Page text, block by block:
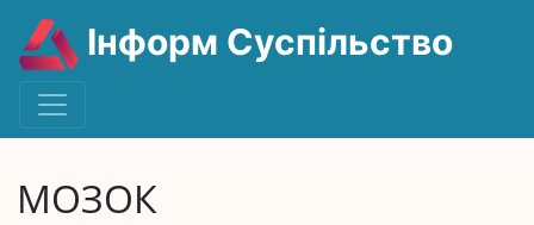
Інформ Суспільство
МОЗОК